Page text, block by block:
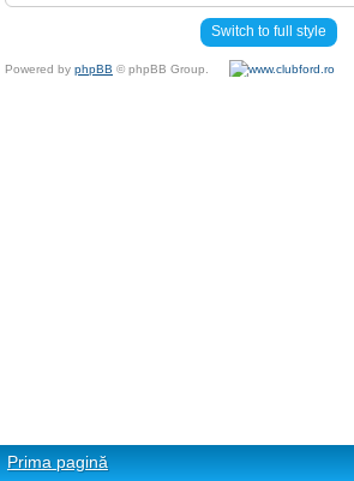
Switch to full style
Powered by phpBB © phpBB Group.
Prima pagină